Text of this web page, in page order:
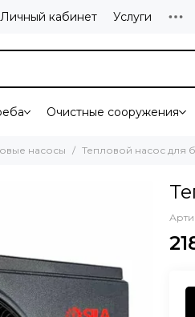
Личный кабинет Услуги
Очистные сооружения
насосы Тепловой насос для